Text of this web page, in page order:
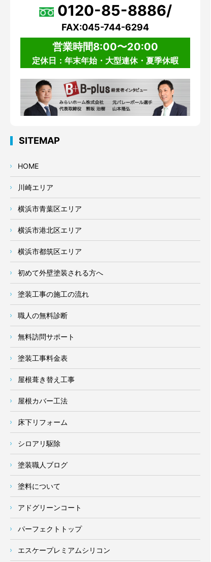
0120-85-8886/
FAX:045-744-6294
営業時間8:00〜20:00
定休日：年末年始・大型連休・夏季休暇
SITEMAP
HOME
川崎エリア
横浜市青葉区エリア
横浜市港北区エリア
横浜市都筑区エリア
初めて外壁塗装される方へ
塗装工事の施工の流れ
職人の無料診断
無料訪問サポート
塗装工事料金表
屋根葺き替え工事
屋根カバー工法
床下リフォーム
シロアリ駆除
塗装職人ブログ
塗料について
アドグリーンコート
パーフェクトトップ
エスケープレミアムシリコン